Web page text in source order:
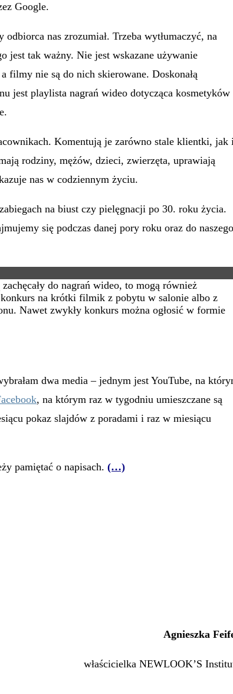
Google.
nas zrozumiał. Trzeba wytłumaczyć, na
jest tak ważny. Nie jest wskazane używanie
filmy nie są do nich skierowane. Doskonałą
jest playlista nagrań wideo dotycząca kosmetyków
Komentują je zarówno stale klientki, jak
rodziny, mężów, dzieci, zwierzęta, uprawiają
nas w codziennym życiu.
na biust czy pielęgnacji po 30. roku życia.
się podczas danej pory roku oraz do naszego
do nagrań wideo, to mogą również
na krótki filmik z pobytu w salonie albo z
Nawet zwykły konkurs można ogłosić w formie
dwa media – jednym jest YouTube, na
, na którym raz w tygodniu umieszczane są
pokaz slajdów z poradami i raz w miesiącu
pamiętać o napisach. (…)
Agnieszka
właścicielka NEWLOOK’S